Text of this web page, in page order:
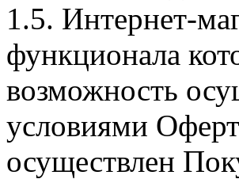
1.5. Интернет-
функционала
возможность
условиями
осуществлен